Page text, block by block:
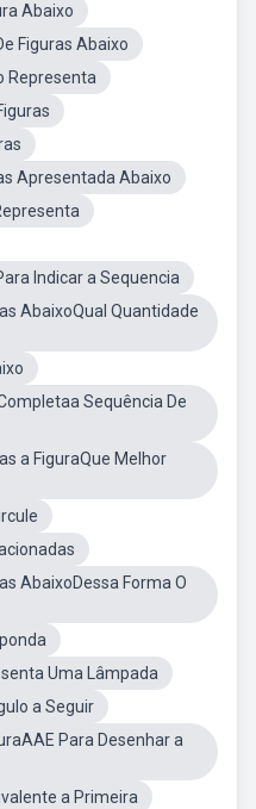
Abaixo
Figuras Abaixo
Representa
Apresentada Abaixo
Indicar a Sequencia
AbaixoQual Quantidade
Sequência De
a FiguraQue Melhor
AbaixoDessa Forma O
Uma Lâmpada
a Seguir
Para Desenhar a
a Primeira